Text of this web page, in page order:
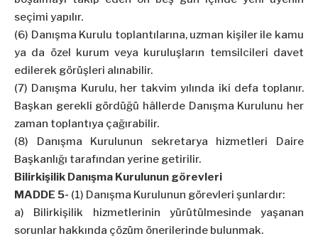
seçimi yapılır.
(6) Danışma Kurulu toplantılarına, uzman kişiler ile kamu
ya da özel kurum veya kuruluşların temsilcileri davet
edilerek görüşleri alınabilir.
(7) Danışma Kurulu, her takvim yılında iki defa toplanır.
Başkan gerekli gördüğü hâllerde Danışma Kurulunu her
zaman toplantıya çağırabilir.
(8) Danışma Kurulunun sekretarya hizmetleri Daire
Başkanlığı tarafından yerine getirilir.
Bilirkişilik Danışma Kurulunun görevleri
MADDE 5- (1) Danışma Kurulunun görevleri şunlardır:
a) Bilirkişilik hizmetlerinin yürütülmesinde yaşanan
sorunlar hakkında çözüm önerilerinde bulunmak.